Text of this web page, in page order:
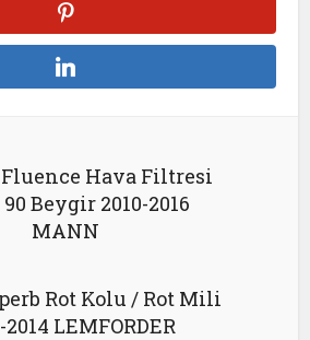
Hava Filtresi
90 Beygir 2010-2016
MANN
Rot Kolu / Rot Mili
2014 LEMFORDER